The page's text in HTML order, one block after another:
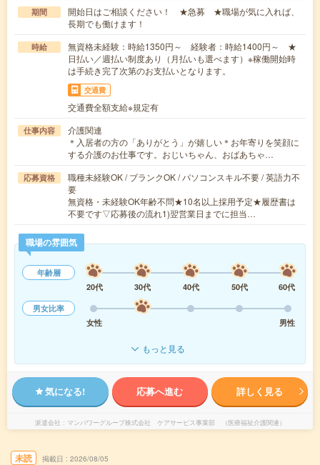
期間
開始日はご相談ください！ ★急募 ★職場が気に入れば、
長期でも働けます！
時給
無資格未経験：時給1350円～ 経験者：時給1400円～ ★
日払い／週払い制度あり（月払いも選べます）※稼働開始時
は手続き完了次第のお支払いとなります。
交通費
交通費全額支給※規定有
仕事内容
介護関連
＊入居者の方の「ありがとう」が嬉しい＊お年寄りを笑顔に
する介護のお仕事です。おじいちゃん、おばあちゃ…
応募資格
職種未経験OK / ブランクOK / パソコンスキル不要 / 英語力不
要
無資格・未経験OK年齢不問★10名以上採用予定★履歴書は
不要です▽応募後の流れ1)翌営業日までに担当…
職場の雰囲気
年齢層
20代
30代 40代 50代
60代
男女比率
女性
男性
もっと見る
気になる! 応募へ進む 詳しく見る
派遣会社 マンパワーグループ株式会社 ケアサービス事業部 （医療福祉介護関連）
未読 掲載日 2026/08/05